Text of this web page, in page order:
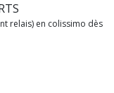
relais) en colissimo dès